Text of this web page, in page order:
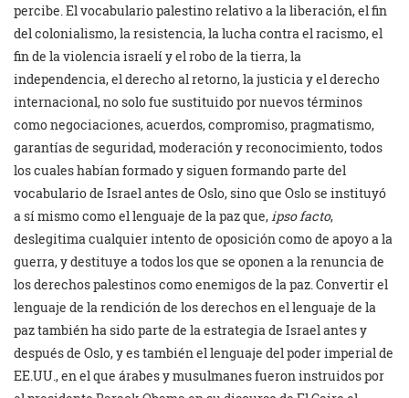
percibe. El vocabulario palestino relativo a la liberación, el fin
del colonialismo, la resistencia, la lucha contra el racismo, el
fin de la violencia israelí y el robo de la tierra, la
independencia, el derecho al retorno, la justicia y el derecho
internacional, no solo fue sustituido por nuevos términos
como negociaciones, acuerdos, compromiso, pragmatismo,
garantías de seguridad, moderación y reconocimiento, todos
los cuales habían formado y siguen formando parte del
vocabulario de Israel antes de Oslo, sino que Oslo se instituyó
a sí mismo como el lenguaje de la paz que,ipso facto,
deslegitima cualquier intento de oposición como de apoyo a la
guerra, y destituye a todos los que se oponen a la renuncia de
los derechos palestinos como enemigos de la paz. Convertir el
lenguaje de la rendición de los derechos en el lenguaje de la
paz también ha sido parte de la estrategia de Israel antes y
después de Oslo, y es también el lenguaje del poder imperial de
EE.UU., en el que árabes y musulmanes fueron instruidos por